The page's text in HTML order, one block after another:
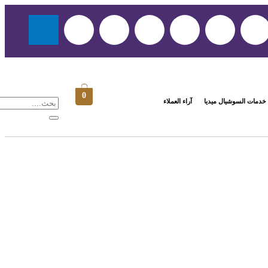
خدمات السوشيال ميديا آراء العملاء
0